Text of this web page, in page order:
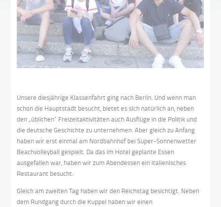
Unsere diesjährige Klassenfahrt ging nach Berlin. Und wenn man
schon die Hauptstadt besucht, bietet es sich natürlich an, neben
den „üblichen“ Freizeitaktivitäten auch Ausflüge in die Politik und
die deutsche Geschichte zu unternehmen. Aber gleich zu Anfang
haben wir erst einmal am Nordbahnhof bei Super-Sonnenwetter
Beachvolleyball gespielt. Da das im Hotel geplante Essen
ausgefallen war, haben wir zum Abendessen ein italienisches
Restaurant besucht.
Gleich am zweiten Tag haben wir den Reichstag besichtigt. Neben
dem Rundgang durch die Kuppel haben wir einen